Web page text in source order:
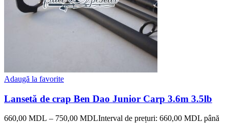
Adaugă la favorite
Lansetă de crap Ben Dao Junior Carp 3.6m 3.5lb
660,00 MDL – 750,00 MDLInterval de prețuri: 660,00 MDL până